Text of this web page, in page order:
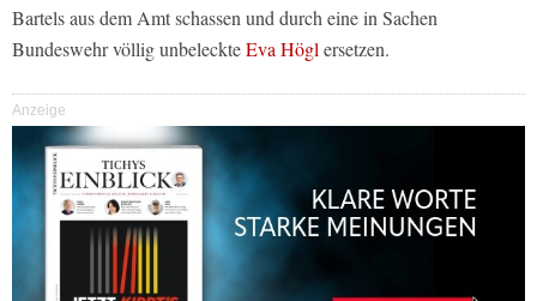
Bartels aus dem Amt schassen und durch eine in Sachen
Bundeswehr völlig unbeleckteEva Högl ersetzen.
Anzeige